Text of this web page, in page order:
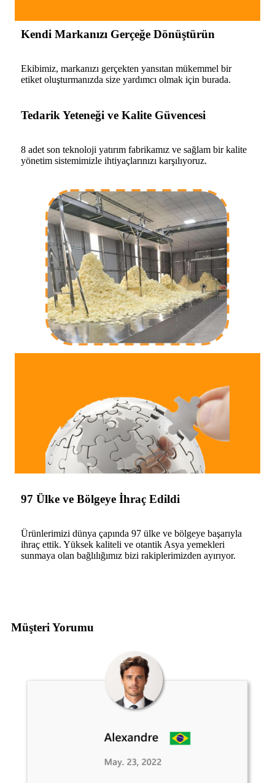
Kendi Markanızı Gerçeğe Dönüştürün
Ekibimiz, markanızı gerçekten yansıtan mükemmel bir
etiket oluşturmanızda size yardımcı olmak için burada.
Tedarik Yeteneği ve Kalite Güvencesi
8 adet son teknoloji yatırım fabrikamız ve sağlam bir kalite
yönetim sistemimizle ihtiyaçlarınızı karşılıyoruz.
97 Ülke ve Bölgeye İhraç Edildi
Ürünlerimizi dünya çapında 97 ülke ve bölgeye başarıyla
ihraç ettik. Yüksek kaliteli ve otantik Asya yemekleri
sunmaya olan bağlılığımız bizi rakiplerimizden ayırıyor.
Müşteri Yorumu